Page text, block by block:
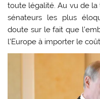
toute légalité. Au vu de la
sénateurs les plus
doute sur le fait que
l’Europe à importer le